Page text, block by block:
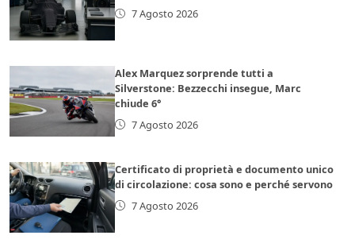
7 Agosto 2026
Alex Marquez sorprende tutti a
Silverstone: Bezzecchi insegue, Marc
chiude 6°
7 Agosto 2026
Certificato di proprietà e documento unico
di circolazione: cosa sono e perché servono
7 Agosto 2026